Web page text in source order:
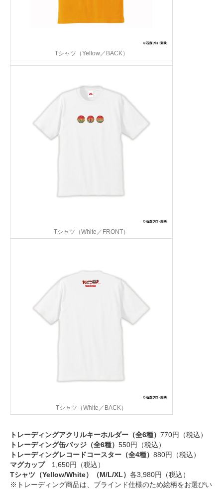
Tシャツ（Yellow／BACK）
Tシャツ（White／FRONT）
Tシャツ（White／BACK）
トレーディングアクリルキーホルダー（全6種） 770円（税込）
トレーディング缶バッジ（全6種） 550円（税込）
トレーディングレコードコースター（全4種） 880円（税込）
マグカップ1,650円（税込）
Tシャツ（Yellow/White）（M/L/XL） 各3,980円（税込）
※トレーディング商品は、ブラインド仕様のため絵柄をお選びい